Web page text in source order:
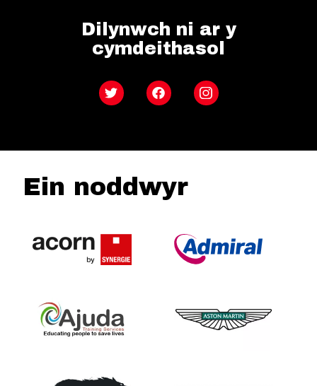
Dilynwch ni ar y
cymdeithasol
Twitter FacebookInstagram
Ein noddwyr